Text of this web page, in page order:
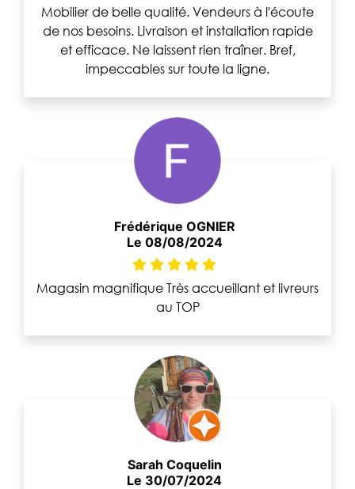
Mobilier de belle qualité. Vendeurs à l'écoute
de nos besoins. Livraison et installation rapide
et efficace. Ne laissent rien traîner. Bref,
impeccables sur toute la ligne.
Frédérique OGNIER
Le 08/08/2024
Magasin magnifique Très accueillant et livreurs
au TOP
Sarah Coquelin
Le 30/07/2024